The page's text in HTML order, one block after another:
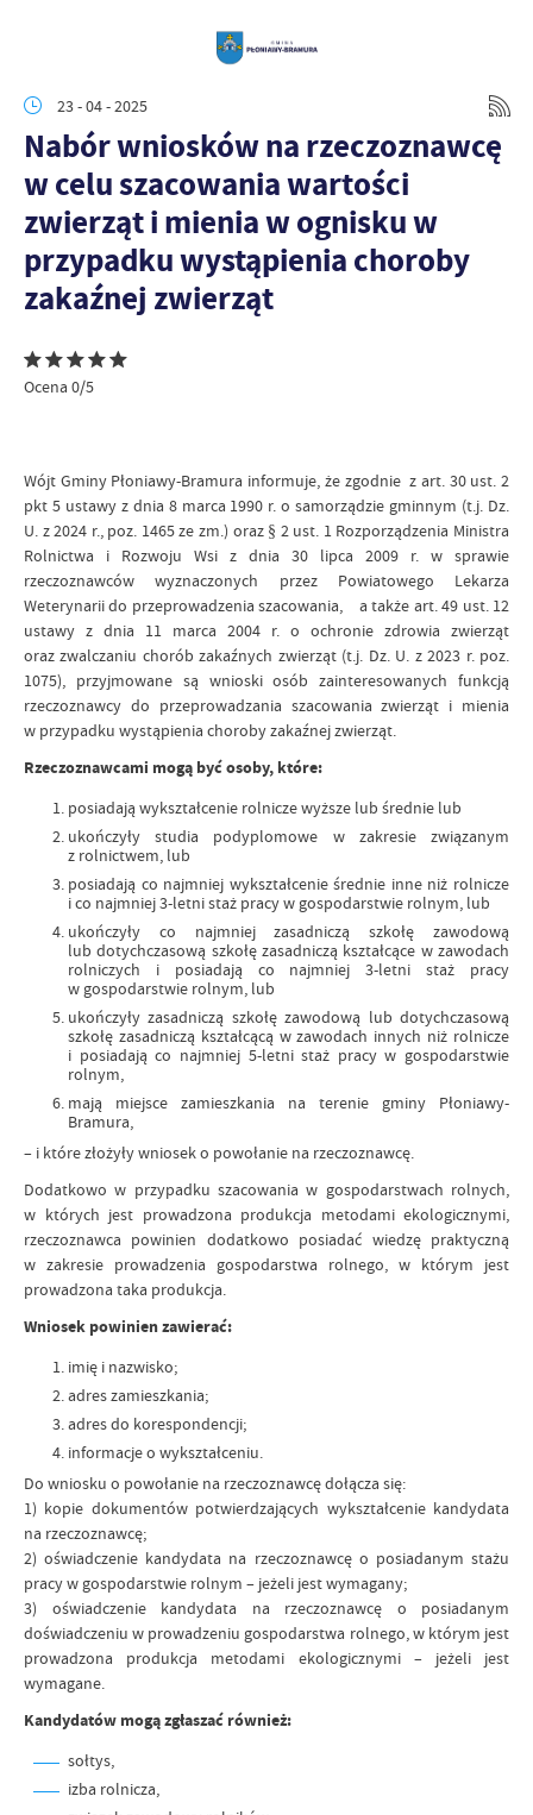
23 - 04 - 2025
Nabór wniosków na rzeczoznawcę
w celu szacowania wartości
zwierząt i mienia w ognisku w
przypadku wystąpienia choroby
zakaźnej zwierząt
Ocena 0/5
Wójt Gminy Płoniawy-Bramura informuje, że zgodnie z art. 30 ust. 2
pkt 5 ustawy z dnia 8 marca 1990 r. o samorządzie gminnym (t.j. Dz.
U. z 2024 r., poz. 1465 ze zm.) oraz § 2 ust. 1 Rozporządzenia Ministra
Rolnictwa i Rozwoju Wsi z dnia 30 lipca 2009 r. w sprawie
rzeczoznawców wyznaczonych przez Powiatowego Lekarza
Weterynarii do przeprowadzenia szacowania, a także art. 49 ust. 12
ustawy z dnia 11 marca 2004 r. o ochronie zdrowia zwierząt
oraz zwalczaniu chorób zakaźnych zwierząt (t.j. Dz. U. z 2023 r. poz.
1075), przyjmowane są wnioski osób zainteresowanych funkcją
rzeczoznawcy do przeprowadzania szacowania zwierząt i mienia
w przypadku wystąpienia choroby zakaźnej zwierząt.
Rzeczoznawcami mogą być osoby, które:
posiadają wykształcenie rolnicze wyższe lub średnie lub
ukończyły studia podyplomowe w zakresie związanym
z rolnictwem, lub
posiadają co najmniej wykształcenie średnie inne niż rolnicze
i co najmniej 3-letni staż pracy w gospodarstwie rolnym, lub
ukończyły co najmniej zasadniczą szkołę zawodową
lub dotychczasową szkołę zasadniczą kształcące w zawodach
rolniczych i posiadają co najmniej 3-letni staż pracy
w gospodarstwie rolnym, lub
ukończyły zasadniczą szkołę zawodową lub dotychczasową
szkołę zasadniczą kształcącą w zawodach innych niż rolnicze
i posiadają co najmniej 5-letni staż pracy w gospodarstwie
rolnym,
mają miejsce zamieszkania na terenie gminy Płoniawy-
Bramura,
– i które złożyły wniosek o powołanie na rzeczoznawcę.
Dodatkowo w przypadku szacowania w gospodarstwach rolnych,
w których jest prowadzona produkcja metodami ekologicznymi,
rzeczoznawca powinien dodatkowo posiadać wiedzę praktyczną
w zakresie prowadzenia gospodarstwa rolnego, w którym jest
prowadzona taka produkcja.
Wniosek powinien zawierać:
imię i nazwisko;
adres zamieszkania;
adres do korespondencji;
informacje o wykształceniu.
Do wniosku o powołanie na rzeczoznawcę dołącza się:
1) kopie dokumentów potwierdzających wykształcenie kandydata
na rzeczoznawcę;
2) oświadczenie kandydata na rzeczoznawcę o posiadanym stażu
pracy w gospodarstwie rolnym – jeżeli jest wymagany;
3) oświadczenie kandydata na rzeczoznawcę o posiadanym
doświadczeniu w prowadzeniu gospodarstwa rolnego, w którym jest
prowadzona produkcja metodami ekologicznymi – jeżeli jest
wymagane.
Kandydatów mogą zgłaszać również:
sołtys,
izba rolnicza,